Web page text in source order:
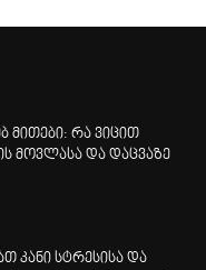
მითები: რა ვიცით
მოვლასა და დაცვაზე
კანი სტრესისა და